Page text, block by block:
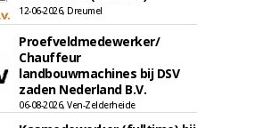
12-06-2026, Dreumel
Proefveldmedewerker/
Chauffeur
landbouwmachines bij DSV
zaden Nederland B.V.
06-08-2026, Ven-Zelderheide